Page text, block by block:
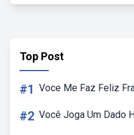
Top Post
#1 Voce Me Faz Feliz
#2 Você Joga Um Dado